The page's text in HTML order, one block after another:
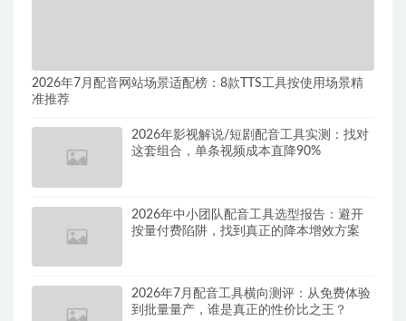
2026年7月配音网站场景适配榜：8款TTS工具按使用场景精
准推荐
2026年影视解说/短剧配音工具实测：找对
这套组合，单条视频成本直降90%
2026年中小团队配音工具选型报告：避开
按量付费陷阱，找到真正的降本增效方案
2026年7月配音工具横向测评：从免费体验
到批量量产，谁是真正的性价比之王？